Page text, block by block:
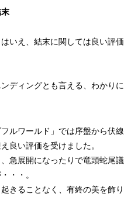
いえ、結末に関しては良い評価
ディングとも言える、わかりに
ルワールド」では序盤から伏線
良い評価を受けました。
急展開になったりで竜頭蛇尾議
・・。
きることなく、有終の美を飾り